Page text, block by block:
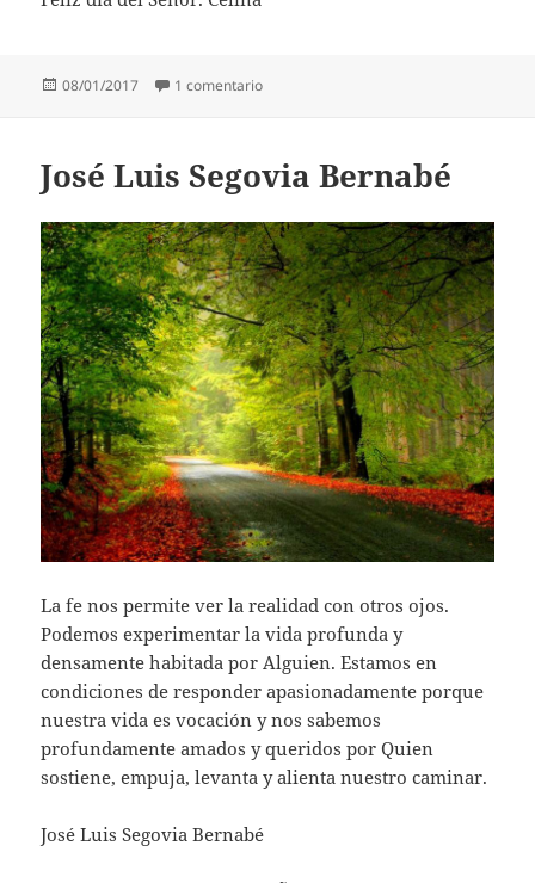
Publicado
08/01/2017 1 comentarioen San Manuel González
José Luis Segovia Bernabé
La fe nos permite ver la realidad con otros ojos.
Podemos experimentar la vida profunda y
densamente habitada por Alguien. Estamos en
condiciones de responder apasionadamente porque
nuestra vida es vocación y nos sabemos
profundamente amados y queridos por Quien
sostiene, empuja, levanta y alienta nuestro caminar.
José Luis Segovia Bernabé